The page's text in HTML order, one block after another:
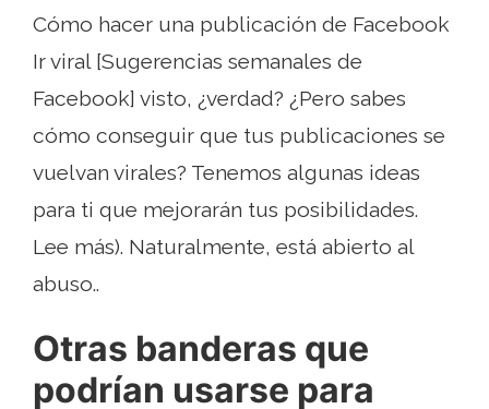
Cómo hacer una publicación de Facebook
Ir viral [Sugerencias semanales de
Facebook] visto, ¿verdad? ¿Pero sabes
cómo conseguir que tus publicaciones se
vuelvan virales? Tenemos algunas ideas
para ti que mejorarán tus posibilidades.
Lee más). Naturalmente, está abierto al
abuso..
Otras banderas que
podrían usarse para